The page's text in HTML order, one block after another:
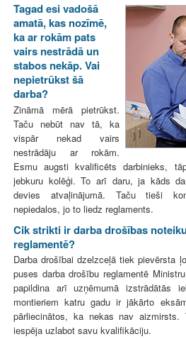
Tagad esi vadošā
amatā, kas nozīmē,
ka ar rokām pats
vairs nestrādā un
stabos nekāp. Vai
nepietrūkst šā
darba?
Zināmā mērā pietrūkst.
Taču nebūt nav tā, ka
vispār nekad vairs
nestrādāju ar rokām.
Esmu augsti kvalificēts darbinieks,
jebkuru kolēģi. To arī daru, ja kāds
devies atvaļinājumā. Taču tieši
nepiedalos, jo to liedz reglaments.
Cik strikti ir darba drošības
reglamentē?
Darba drošībai dzelzceļā tiek pievērsta
puses darba drošību reglamentē
papildina arī uzņēmumā izstrādātās
montieriem katru gadu ir jākārto
pārliecinātos, ka nekas nav aizmirsts.
iespēja uzlabot savu kvalifikāciju.